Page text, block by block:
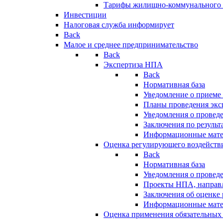
Тарифы жилищно-коммунального
Инвестиции
Налоговая служба информирует
Back
Малое и среднее предпринимательство
Back
Экспертиза НПА
Back
Нормативная база
Уведомление о
Планы проведения
Уведомления о
Заключения по
Информационные
Оценка регулирующего
Back
Нормативная база
Уведомления о
Проекты НПА,
Заключения об
Информационные
Оценка применения